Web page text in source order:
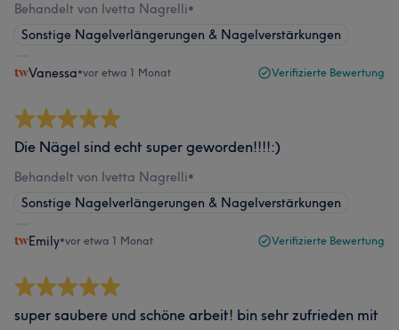
Behandelt von Ivetta Nagrelli•
Sonstige Nagelverlängerungen & Nagelverstärkungen
Vanessa•vor etwa 1 Monat Verifizierte Bewertung
Die Nägel sind echt super geworden!!!!:)
Behandelt von Ivetta Nagrelli•
Sonstige Nagelverlängerungen & Nagelverstärkungen
Emily•vor etwa 1 Monat Verifizierte Bewertung
super saubere und schöne arbeit! bin sehr zufrieden mit